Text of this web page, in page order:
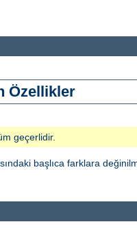
Özellikler
geçerlidir.
başlıca farklara